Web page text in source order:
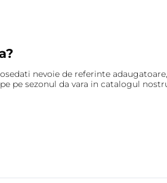
nevoie de referinte
pe sezonul da vara in catalogul